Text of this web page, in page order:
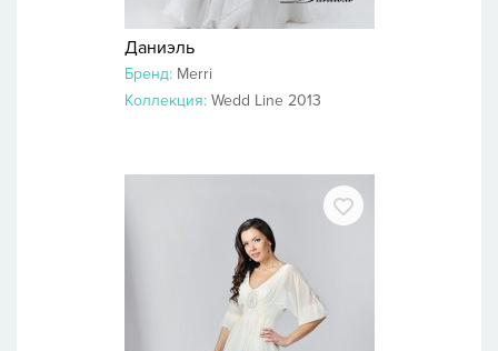
Даниэль
Бренд: Merri
Коллекция: Wedd Line 2013